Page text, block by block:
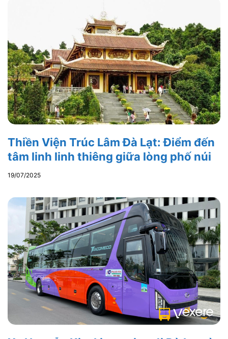
Thiền Viện Trúc Lâm Đà Lạt: Điểm đến
tâm linh linh thiêng giữa lòng phố núi
19/07/2025